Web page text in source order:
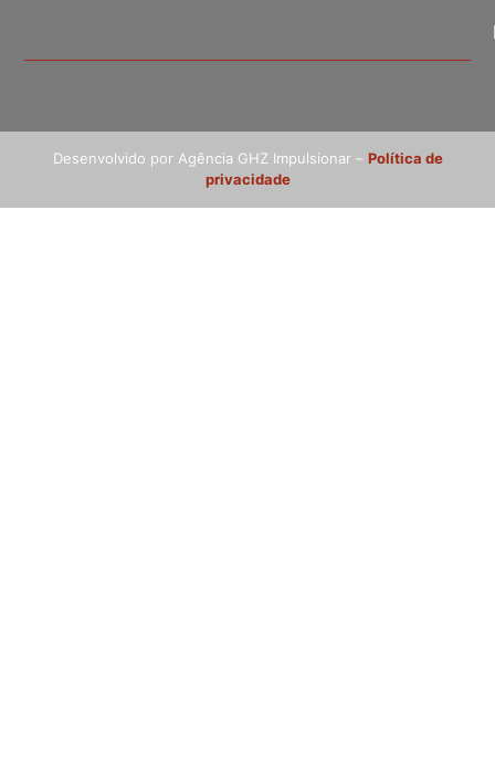
Desenvolvido por Agência GHZ Impulsionar – Política de
privacidade